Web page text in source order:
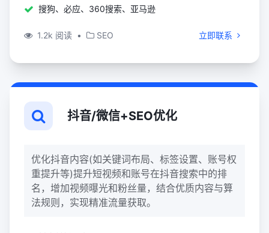
搜狗、必应、360搜索、亚马逊
1.2k 阅读 • SEO 立即联系
抖音/微信+SEO优化
优化抖音内容(如关键词布局、标签设置、账号权
重提升等)提升短视频和账号在抖音搜索中的排
名，增加视频曝光和粉丝量，结合优质内容与算
法规则，实现精准流量获取。